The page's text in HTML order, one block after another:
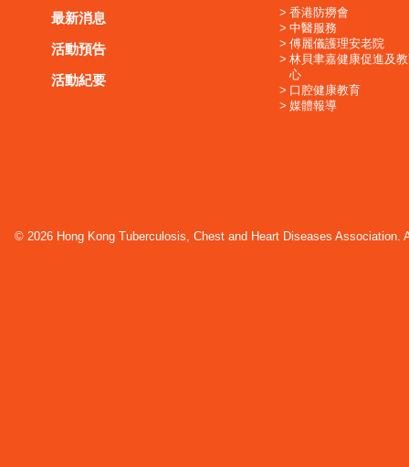
最新消息
活動預告
活動紀要
香港防癆會
中醫服務
傅麗儀護理安老院
林貝聿嘉健康促進及
心
口腔健康教育
媒體報導
© 2026 Hong Kong Tuberculosis, Chest and Heart Diseases Association.